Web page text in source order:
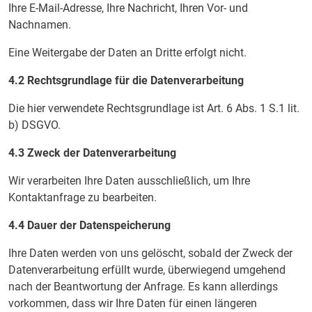
Ihre E-Mail-Adresse, Ihre Nachricht, Ihren Vor- und
Nachnamen.
Eine Weitergabe der Daten an Dritte erfolgt nicht.
4.2 Rechtsgrundlage für die Datenverarbeitung
Die hier verwendete Rechtsgrundlage ist Art. 6 Abs. 1 S.1 lit.
b) DSGVO.
4.3 Zweck der Datenverarbeitung
Wir verarbeiten Ihre Daten ausschließlich, um Ihre
Kontaktanfrage zu bearbeiten.
4.4 Dauer der Datenspeicherung
Ihre Daten werden von uns gelöscht, sobald der Zweck der
Datenverarbeitung erfüllt wurde, überwiegend umgehend
nach der Beantwortung der Anfrage. Es kann allerdings
vorkommen, dass wir Ihre Daten für einen längeren